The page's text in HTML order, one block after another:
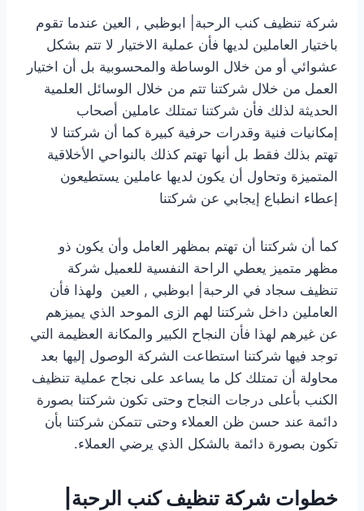
شركة تنظيف كنب الرحبة| ابوظبي , العين عندما تقوم
باختيار العاملين لديها فأن عملية الاختيار لا تتم بشكل
عشوائي أو من خلال الوساطة والمحسوبية بل أن اختيار
العمل من خلال شركتنا تتم من خلال الوسائل العلمية
الحديثة لذلك فأن شركتنا تمتلك عاملين أصحاب
إمكانيات فنية وقدرات حرفية كبيرة كما أن شركتنا لا
تهتم بذلك فقط بل أنها تهتم كذلك بالنواحي الأخلاقية
المتميزة وتحاول أن يكون لديها عاملين يستطيعون
إعطاء انطباع إيجابي عن شركتنا
كما أن شركتنا أن تهتم بمظهر العامل وأن يكون ذو
مظهر متميز يعطي الراحة النفسية للعميل شركة
تنظيف سجاد في الرحبة| ابوظبي , العين ولهذا فأن
العاملين داخل شركتنا لهم الزى الموحد الذي يميزهم
عن غيرهم لهذا فأن النجاح الكبير والمكانة العظيمة التي
توجد فيها شركتنا استطاعت الشركة الوصول إليها بعد
محاولة أن تمتلك كل ما يساعد على نجاح عملية تنظيف
الكنب بأعلى درجات النجاح وحتى تكون شركتنا بصورة
دائمة عند حسن ظن العملاء وحتى تتمكن شركتنا بأن
تكون بصورة دائمة بالشكل الذي يرضي العملاء.
خطوات شركة تنظيف كنب الرحبة|